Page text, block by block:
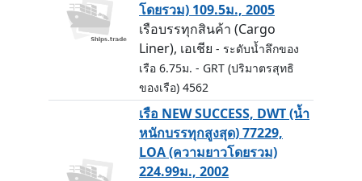
โดยรวม) 109.5ม., 2005
เรือบรรทุกสินค้า (Cargo
Liner), เอเชีย - ระดับน้ำลึกของ
เรือ 6.75ม. - GRT (ปริมาตรสุทธิ
ของเรือ) 4562
เรือ NEW SUCCESS, DWT (น้ำ
หนักบรรทุกสูงสุด) 77229,
LOA (ความยาวโดยรวม)
224.99ม., 2002